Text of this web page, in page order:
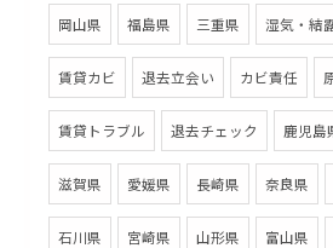
岡山県 福島県 三重県 湿気・結
賃貸カビ 退去立会い カビ責任
賃貸トラブル 退去チェック 鹿児島
滋賀県 愛媛県 長崎県 奈良県
石川県 宮崎県 山形県 富山県